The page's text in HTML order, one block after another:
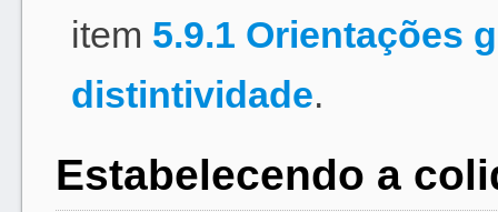
item 5.9.1 Orientações
distintividade.
Estabelecendo a